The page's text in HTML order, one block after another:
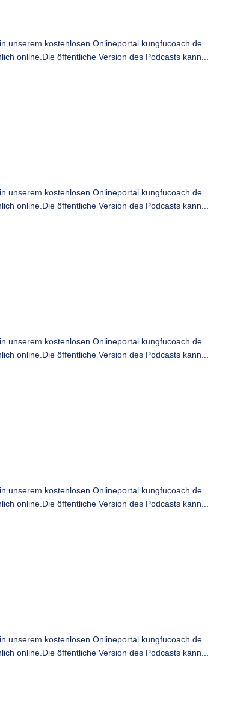
unserem kostenlosen Onlineportal kungfucoach.de
online.Die öffentliche Version des Podcasts kann...
unserem kostenlosen Onlineportal kungfucoach.de
online.Die öffentliche Version des Podcasts kann...
unserem kostenlosen Onlineportal kungfucoach.de
online.Die öffentliche Version des Podcasts kann...
unserem kostenlosen Onlineportal kungfucoach.de
online.Die öffentliche Version des Podcasts kann...
unserem kostenlosen Onlineportal kungfucoach.de
online.Die öffentliche Version des Podcasts kann...